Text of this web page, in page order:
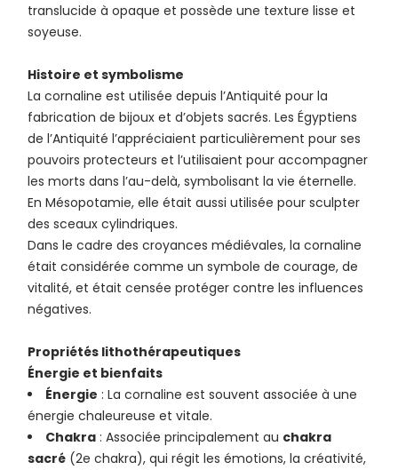
translucide à opaque et possède une texture lisse et
soyeuse.
Histoire et symbolisme
La cornaline est utilisée depuis l’Antiquité pour la
fabrication de bijoux et d’objets sacrés. Les Égyptiens
de l’Antiquité l’appréciaient particulièrement pour ses
pouvoirs protecteurs et l’utilisaient pour accompagner
les morts dans l’au-delà, symbolisant la vie éternelle.
En Mésopotamie, elle était aussi utilisée pour sculpter
des sceaux cylindriques.
Dans le cadre des croyances médiévales, la cornaline
était considérée comme un symbole de courage, de
vitalité, et était censée protéger contre les influences
négatives.
Propriétés lithothérapeutiques
Énergie et bienfaits
Énergie : La cornaline est souvent associée à une
énergie chaleureuse et vitale.
Chakra : Associée principalement au chakra
sacré (2e chakra), qui régit les émotions, la créativité,